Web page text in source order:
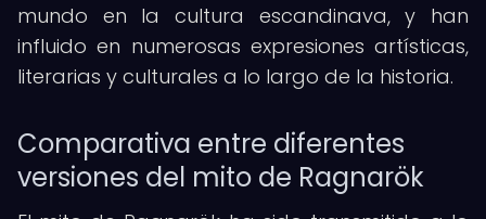
mundo en la cultura escandinava, y han
influido en numerosas expresiones artísticas,
literarias y culturales a lo largo de la historia.
Comparativa entre diferentes
versiones del mito de Ragnarök